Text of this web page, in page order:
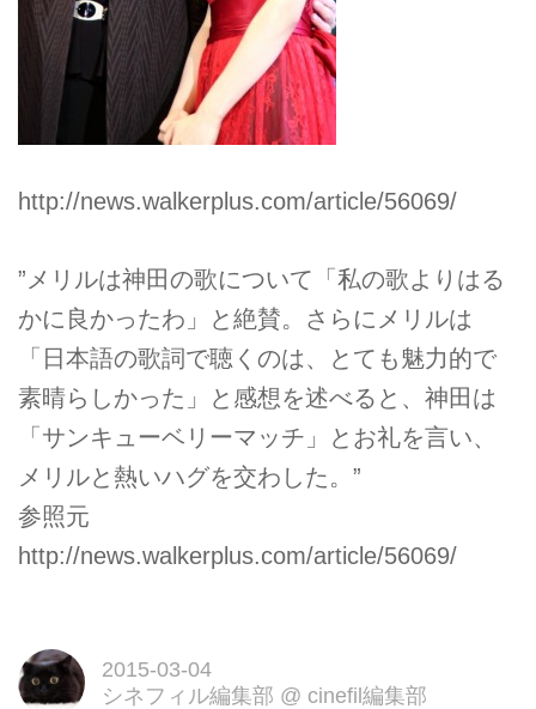
http://news.walkerplus.com/article/56069/
”メリルは神田の歌について「私の歌よりはる
かに良かったわ」と絶賛。さらにメリルは
「日本語の歌詞で聴くのは、とても魅力的で
素晴らしかった」と感想を述べると、神田は
「サンキューベリーマッチ」とお礼を言い、
メリルと熱いハグを交わした。”
参照元
http://news.walkerplus.com/article/56069/
2015-03-04
シネフィル編集部 @ cinefil編集部